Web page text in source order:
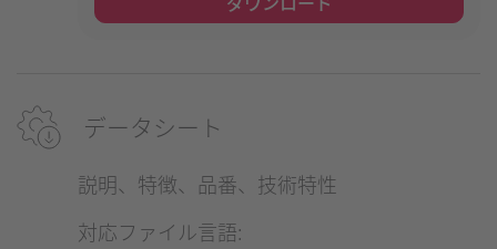
データシート
説明、特徴、品番、技術特性
対応ファイル言語: